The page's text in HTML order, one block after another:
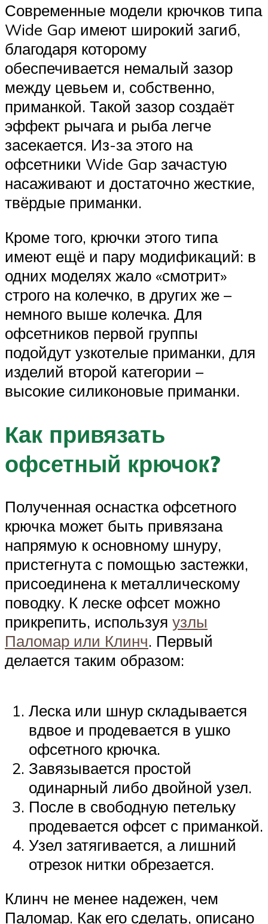
Современные модели крючков типа
Wide Gap имеют широкий загиб,
благодаря которому
обеспечивается немалый зазор
между цевьем и, собственно,
приманкой. Такой зазор создаёт
эффект рычага и рыба легче
засекается. Из-за этого на
офсетники Wide Gap зачастую
насаживают и достаточно жесткие,
твёрдые приманки.
Кроме того, крючки этого типа
имеют ещё и пару модификаций: в
одних моделях жало «смотрит»
строго на колечко, в других же –
немного выше колечка. Для
офсетников первой группы
подойдут узкотелые приманки, для
изделий второй категории –
высокие силиконовые приманки.
Как привязать
офсетный крючок?
Полученная оснастка офсетного
крючка может быть привязана
напрямую к основному шнуру,
пристегнута с помощью застежки,
присоединена к металлическому
поводку. К леске офсет можно
прикрепить, используя узлы
Паломар или Клинч. Первый
делается таким образом:
Леска или шнур складывается
вдвое и продевается в ушко
офсетного крючка.
Завязывается простой
одинарный либо двойной узел.
После в свободную петельку
продевается офсет с приманкой.
Узел затягивается, а лишний
отрезок нитки обрезается.
Клинч не менее надежен, чем
Паломар. Как его сделать, описано